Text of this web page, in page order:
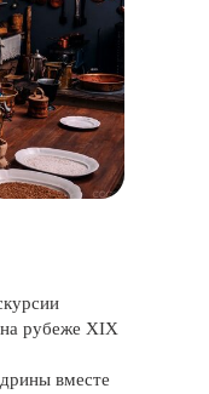
на рубеже XIX
вместе